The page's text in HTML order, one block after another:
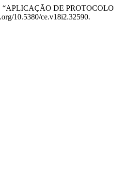
“APLICAÇÃO DE PROTOCOLO
10.5380/ce.v18i2.32590.